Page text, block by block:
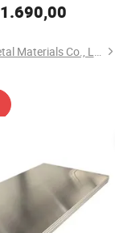
1.690,00
Wuxi Aojiewei Metal Materials Co., Ltd.